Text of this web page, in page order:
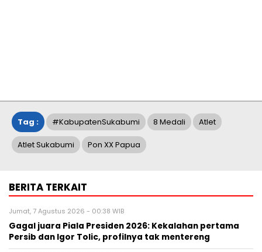
Tag : #KabupatenSukabumi 8 Medali Atlet
Atlet Sukabumi Pon XX Papua
BERITA TERKAIT
Jumat, 7 Agustus 2026 - 00:38 WIB
Gagal juara Piala Presiden 2026: Kekalahan pertama
Persib dan Igor Tolic, profilnya tak mentereng